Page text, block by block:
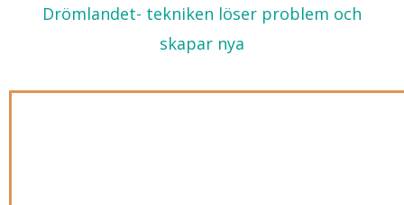
Drömlandet- tekniken löser problem och
skapar nya